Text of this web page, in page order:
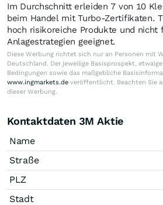
Im Durchschnitt erleiden 7 von 10
beim Handel mit Turbo-Zertifikaten.
hoch risikoreiche Produkte und nicht
Anlagestrategien geeignet.
Diese Werbung richtet sich nur an Personen mit
Deutschland. Der jeweilige Basisprospekt,
Bedingungen sowie das maßgebliche
www.ingmarkets.de veröffentlicht. Beachten Sie
dieser Werbung.
Kontaktdaten 3M Aktie
Name
Straße
PLZ
Stadt